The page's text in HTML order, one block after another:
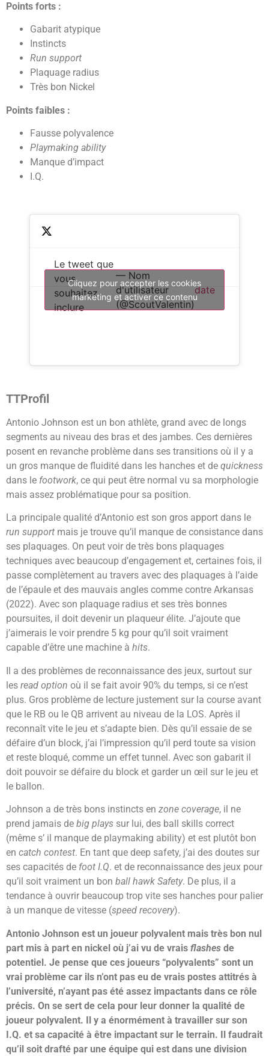
Points forts :
Gabarit atypique
Instincts
Run support
Plaquage radius
Très bon Nickel
Points faibles :
Fausse polyvalence
Playmaking ability
Manque d’impact
I.Q.
Le tweet que
vous
souhaitez
inclure
— Nom
d'utilisateur
(@ScoutValentin)
date
Cliquez pour accepter les cookies
marketing et activer ce contenu
TTProfil
Antonio Johnson est un bon athlète, grand avec de longs
segments au niveau des bras et des jambes. Ces dernières
posent en revanche problème dans ses transitions où il y a
un gros manque de fluidité dans les hanches et de quickness
dans le footwork, ce qui peut être normal vu sa morphologie
mais assez problématique pour sa position.
La principale qualité d’Antonio est son gros apport dans le
run support mais je trouve qu’il manque de consistance dans
ses plaquages. On peut voir de très bons plaquages
techniques avec beaucoup d’engagement et, certaines fois, il
passe complètement au travers avec des plaquages à l’aide
de l’épaule et des mauvais angles comme contre Arkansas
(2022). Avec son plaquage radius et ses très bonnes
poursuites, il doit devenir un plaqueur élite. J’ajoute que
j’aimerais le voir prendre 5 kg pour qu’il soit vraiment
capable d’être une machine à hits.
Il a des problèmes de reconnaissance des jeux, surtout sur
les read option où il se fait avoir 90% du temps, si ce n’est
plus. Gros problème de lecture justement sur la course avant
que le RB ou le QB arrivent au niveau de la LOS. Après il
reconnaît vite le jeu et s’adapte bien. Dès qu’il essaie de se
défaire d’un block, j’ai l’impression qu’il perd toute sa vision
et reste bloqué, comme un effet tunnel. Avec son gabarit il
doit pouvoir se défaire du block et garder un œil sur le jeu et
le ballon.
Johnson a de très bons instincts en zone coverage, il ne
prend jamais de big plays sur lui, des ball skills correct
(même s’ il manque de playmaking ability) et est plutôt bon
en catch contest. En tant que deep safety, j’ai des doutes sur
ses capacités de foot I.Q. et de reconnaissance des jeux pour
qu’il soit vraiment un bon ball hawk Safety. De plus, il a
tendance à ouvrir beaucoup trop vite ses hanches pour palier
à un manque de vitesse (speed recovery).
Antonio Johnson est un joueur polyvalent mais très bon nul
part mis à part en nickel où j’ai vu de vrais flashes de
potentiel. Je pense que ces joueurs “polyvalents” sont un
vrai problème car ils n’ont pas eu de vrais postes attitrés à
l’université, n’ayant pas été assez impactants dans ce rôle
précis. On se sert de cela pour leur donner la qualité de
joueur polyvalent. Il y a énormément à travailler sur son
I.Q. et sa capacité à être impactant sur le terrain. Il faudrait
qu’il soit drafté par une équipe qui est dans une division